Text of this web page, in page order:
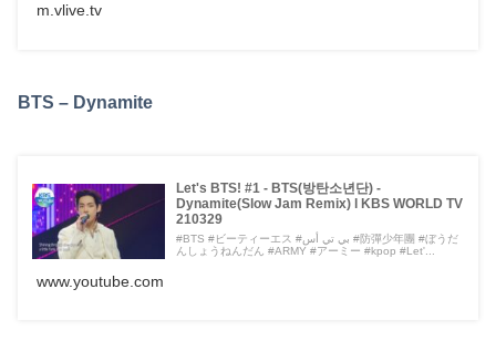
m.vlive.tv
BTS – Dynamite
Let's BTS! #1 - BTS(방탄소년단) -
Dynamite(Slow Jam Remix) l KBS WORLD TV
210329
#BTS #ビーティーエス #بي تي أس #防彈少年團 #ぼうだ
んしょうねんだん #ARMY #アーミー #kpop #Let'...
www.youtube.com